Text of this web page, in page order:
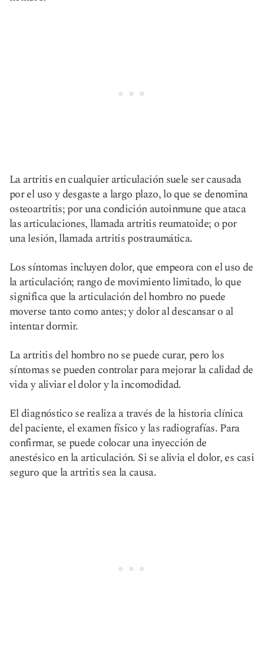
La artritis en cualquier articulación suele ser causada
por el uso y desgaste a largo plazo, lo que se denomina
osteoartritis; por una condición autoinmune que ataca
las articulaciones, llamada artritis reumatoide; o por
una lesión, llamada artritis postraumática.
Los síntomas incluyen dolor, que empeora con el uso de
la articulación; rango de movimiento limitado, lo que
significa que la articulación del hombro no puede
moverse tanto como antes; y dolor al descansar o al
intentar dormir.
La artritis del hombro no se puede curar, pero los
síntomas se pueden controlar para mejorar la calidad de
vida y aliviar el dolor y la incomodidad.
El diagnóstico se realiza a través de la historia clínica
del paciente, el examen físico y las radiografías. Para
confirmar, se puede colocar una inyección de
anestésico en la articulación. Si se alivia el dolor, es casi
seguro que la artritis sea la causa.